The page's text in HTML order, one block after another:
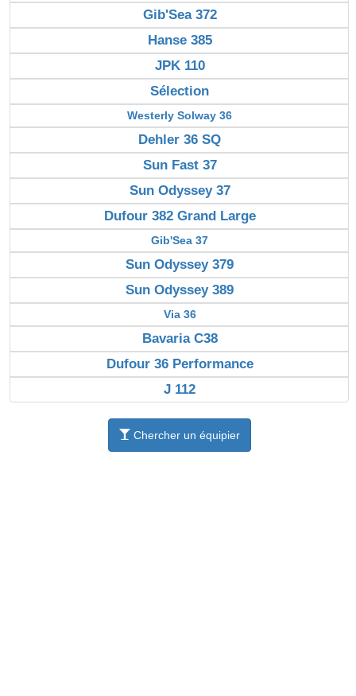
Gib'Sea 372
Hanse 385
JPK 110
Sélection
Westerly Solway 36
Dehler 36 SQ
Sun Fast 37
Sun Odyssey 37
Dufour 382 Grand Large
Gib'Sea 37
Sun Odyssey 379
Sun Odyssey 389
Via 36
Bavaria C38
Dufour 36 Performance
J 112
Chercher un équipier